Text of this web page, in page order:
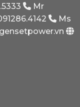
Mr
Ms